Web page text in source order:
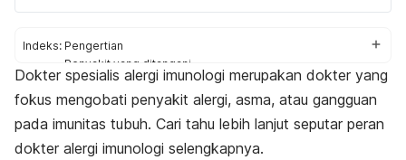
Indeks: Pengertian
Penyakit yang ditangani
Pemeriksaan
Pengobatan
Dokter spesialis alergi imunologi merupakan dokter yang
fokus mengobati penyakit alergi, asma, atau gangguan
pada imunitas tubuh. Cari tahu lebih lanjut seputar peran
dokter alergi imunologi selengkapnya.